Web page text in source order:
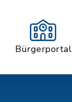
Bürgerportal